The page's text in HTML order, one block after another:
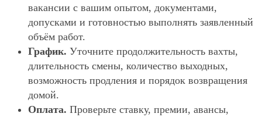
вакансии с вашим опытом, документами,
допусками и готовностью выполнять заявленный
объём работ.
График. Уточните продолжительность вахты,
длительность смены, количество выходных,
возможность продления и порядок возвращения
домой.
Оплата. Проверьте ставку, премии, авансы,